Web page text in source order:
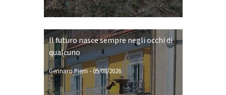
Il futuro nasce sempre negli occhi di
qualcuno
Gennaro Pierri -05/08/2026